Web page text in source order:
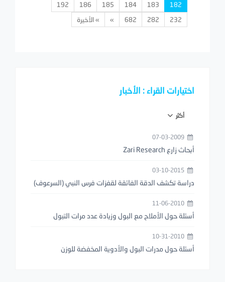
182
183
184
185
186
192
232
282
682
» » الأخيرة
اختيارات القراء : الأخبار
أكثر
أبحاث زارع Zari Research
دراسة تكشف الدقة الفائقة لقفزات فرس النبي (السرعوف)
أسئلة حول الأملاح مع البول وزيادة عدد مرات التبول
أسئلة حول مدرات البول والأدوية المخفضة للوزن